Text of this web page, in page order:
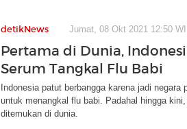
detikNews Jumat, 08 Okt 2021 12:50
Pertama di Dunia,
Serum Tangkal Flu Babi
Indonesia patut berbangga karena jadi
untuk menangkal flu babi. Padahal hingga
ditemukan di dunia.